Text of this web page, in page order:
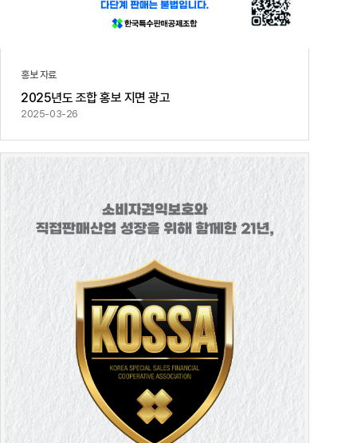
홍보 자료
2025년도 조합 홍보 지면 광고
2025-03-26